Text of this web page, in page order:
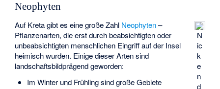
Neophyten
N
ic
k
e
n
d
Auf Kreta gibt es eine große Zahl Neophyten–
Pflanzenarten, die erst durch beabsichtigten oder
unbeabsichtigten menschlichen Eingriff auf der Insel
heimisch wurden. Einige dieser Arten sind
landschaftsbildprägend geworden:
Im Winter und Frühling sind große Gebiete